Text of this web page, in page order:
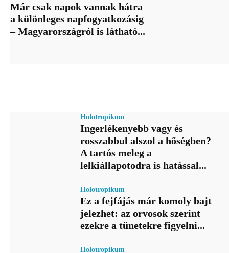
Már csak napok vannak hátra
a különleges napfogyatkozásig
– Magyarországról is látható...
Holotropikum
Ingerlékenyebb vagy és
rosszabbul alszol a hőségben?
A tartós meleg a
lelkiállapotodra is hatással...
Holotropikum
Ez a fejfájás már komoly bajt
jelezhet: az orvosok szerint
ezekre a tünetekre figyelni...
Holotropikum